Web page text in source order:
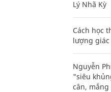
Lý Nhã Kỳ
Cách học
lượng
Nguyễn
"siêu
cân,